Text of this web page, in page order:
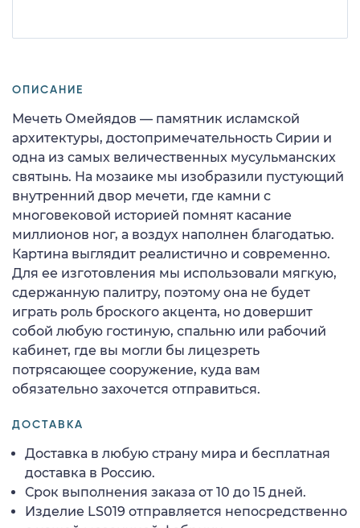
ОПИСАНИЕ
Мечеть Омейядов — памятник исламской
архитектуры, достопримечательность Сирии и
одна из самых величественных мусульманских
святынь. На мозаике мы изобразили пустующий
внутренний двор мечети, где камни с
многовековой историей помнят касание
миллионов ног, а воздух наполнен благодатью.
Картина выглядит реалистично и современно.
Для ее изготовления мы использовали мягкую,
сдержанную палитру, поэтому она не будет
играть роль броского акцента, но довершит
собой любую гостиную, спальню или рабочий
кабинет, где вы могли бы лицезреть
потрясающее сооружение, куда вам
обязательно захочется отправиться.
ДОСТАВКА
Доставка в любую страну мира и бесплатная
доставка в Россию.
Срок выполнения заказа от 10 до 15 дней.
Изделие LS019 отправляется непосредственно